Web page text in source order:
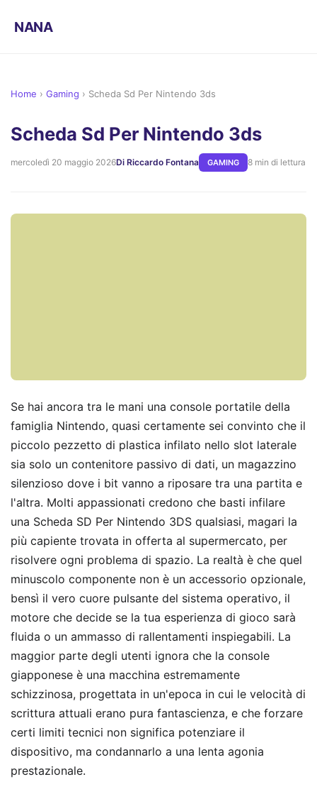
NANA
Home › Gaming › Scheda Sd Per Nintendo 3ds
Scheda Sd Per Nintendo 3ds
mercoledì 20 maggio 2026Di Riccardo Fontana GAMING 8 min di lettura
Se hai ancora tra le mani una console portatile della
famiglia Nintendo, quasi certamente sei convinto che il
piccolo pezzetto di plastica infilato nello slot laterale
sia solo un contenitore passivo di dati, un magazzino
silenzioso dove i bit vanno a riposare tra una partita e
l'altra. Molti appassionati credono che basti infilare
una Scheda SD Per Nintendo 3DS qualsiasi, magari la
più capiente trovata in offerta al supermercato, per
risolvere ogni problema di spazio. La realtà è che quel
minuscolo componente non è un accessorio opzionale,
bensì il vero cuore pulsante del sistema operativo, il
motore che decide se la tua esperienza di gioco sarà
fluida o un ammasso di rallentamenti inspiegabili. La
maggior parte degli utenti ignora che la console
giapponese è una macchina estremamente
schizzinosa, progettata in un'epoca in cui le velocità di
scrittura attuali erano pura fantascienza, e che forzare
certi limiti tecnici non significa potenziare il
dispositivo, ma condannarlo a una lenta agonia
prestazionale.